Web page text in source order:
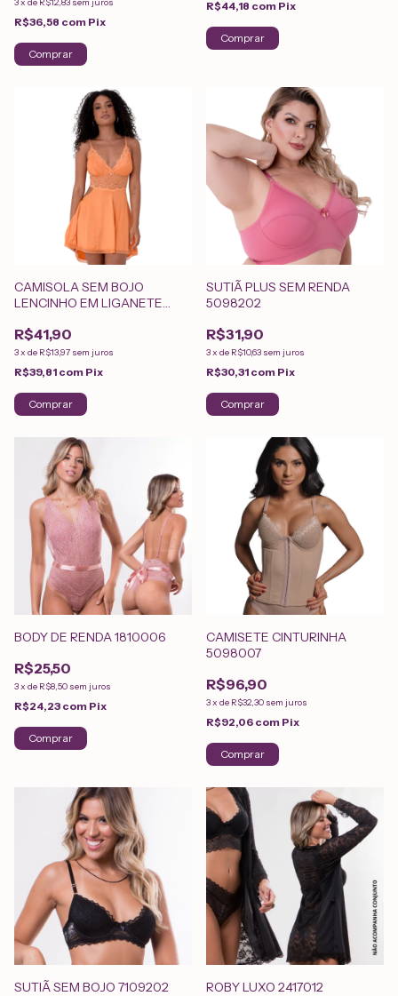
R$36,58 com Pix
Comprar
R$44,18 com Pix
Comprar
CAMISOLA SEM BOJO
LENCINHO EM LIGANETE
R$41,90
3x de R$13,97 sem juros
R$39,81 com Pix
Comprar
SUTIÃ PLUS SEM RENDA
5098202
R$31,90
3x de R$10,63 sem juros
R$30,31 com Pix
Comprar
BODY DE RENDA 1810006
R$25,50
3x de R$8,50 sem juros
R$24,23 com Pix
Comprar
CAMISETE CINTURINHA
5098007
R$96,90
3x de R$32,30 sem juros
R$92,06 com Pix
Comprar
SUTIÃ SEM BOJO 7109202 ROBY LUXO 2417012